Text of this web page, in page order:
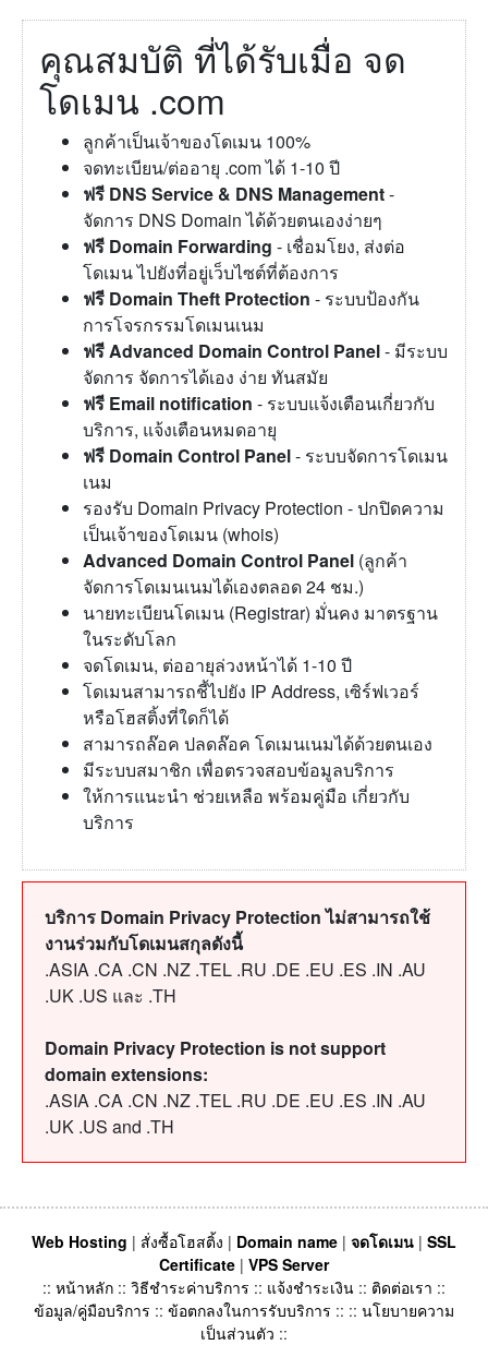
คุณสมบัติ ที่ได้รับเมื่อ จด
โดเมน .com
ลูกค้าเป็นเจ้าของโดเมน 100%
จดทะเบียน/ต่ออายุ .com ได้ 1-10 ปี
ฟรี DNS Service & DNS Management-
จัดการ DNS Domain ได้ด้วยตนเองง่ายๆ
ฟรี Domain Forwarding - เชื่อมโยง, ส่งต่อ
โดเมน ไปยังที่อยู่เว็บไซต์ที่ต้องการ
ฟรี Domain Theft Protection - ระบบป้องกัน
การโจรกรรมโดเมนเนม
ฟรี Advanced Domain Control Panel- มีระบบ
จัดการ จัดการได้เอง ง่าย ทันสมัย
ฟรี Email notification - ระบบแจ้งเตือนเกี่ยวกับ
บริการ, แจ้งเตือนหมดอายุ
ฟรี Domain Control Panel- ระบบจัดการโดเมน
เนม
รองรับ Domain Privacy Protection - ปกปิดความ
เป็นเจ้าของโดเมน (whois)
Advanced Domain Control Panel (ลูกค้า
จัดการโดเมนเนมได้เองตลอด 24 ชม.)
นายทะเบียนโดเมน (Registrar) มั่นคง มาตรฐาน
ในระดับโลก
จดโดเมน, ต่ออายุล่วงหน้าได้ 1-10 ปี
โดเมนสามารถชี้ไปยัง IP Address, เซิร์ฟเวอร์
หรือโฮสติ้งที่ใดก็ได้
สามารถล๊อค ปลดล๊อค โดเมนเนมได้ด้วยตนเอง
มีระบบสมาชิก เพื่อตรวจสอบข้อมูลบริการ
ให้การแนะนำ ช่วยเหลือ พร้อมคู่มือ เกี่ยวกับ
บริการ
บริการ Domain Privacy Protection ไม่สามารถใช้
งานร่วมกับโดเมนสกุลดังนี้
.ASIA .CA .CN .NZ .TEL .RU .DE .EU .ES .IN .AU
.UK .US และ .TH
Domain Privacy Protection is not support
domain extensions:
.ASIA .CA .CN .NZ .TEL .RU .DE .EU .ES .IN .AU
.UK .US and .TH
Web Hosting | สั่งซื้อโฮสติ้ง | Domain name | จดโดเมน | SSL
Certificate | VPS Server
:: หน้าหลัก :: วิธีชำระค่าบริการ :: แจ้งชำระเงิน :: ติดต่อเรา ::
ข้อมูล/คู่มือบริการ :: ข้อตกลงในการรับบริการ :: :: นโยบายความ
เป็นส่วนตัว ::